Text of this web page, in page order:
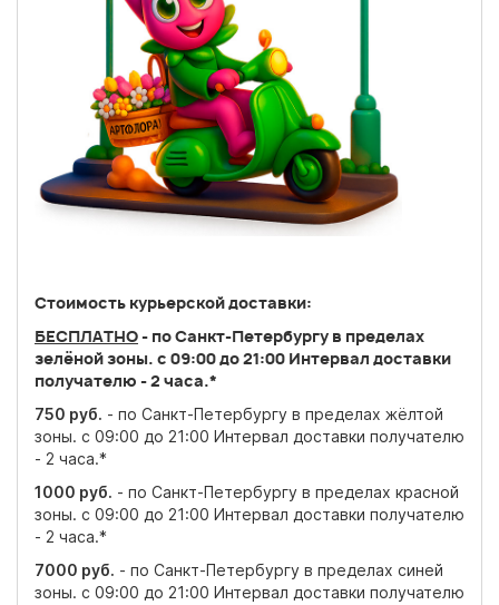
Стоимость курьерской доставки:
БЕСПЛАТНО- по Санкт-Петербургу в пределах
зелёной зоны. c 09:00 до 21:00 Интервал доставки
получателю - 2 часа.*
750 руб. - по Санкт-Петербургу в пределах жёлтой
зоны. c 09:00 до 21:00 Интервал доставки получателю
- 2 часа.*
1000 руб. - по Санкт-Петербургу в пределах красной
зоны. c 09:00 до 21:00 Интервал доставки получателю
- 2 часа.*
7000 руб. - по Санкт-Петербургу в пределах синей
зоны. c 09:00 до 21:00 Интервал доставки получателю